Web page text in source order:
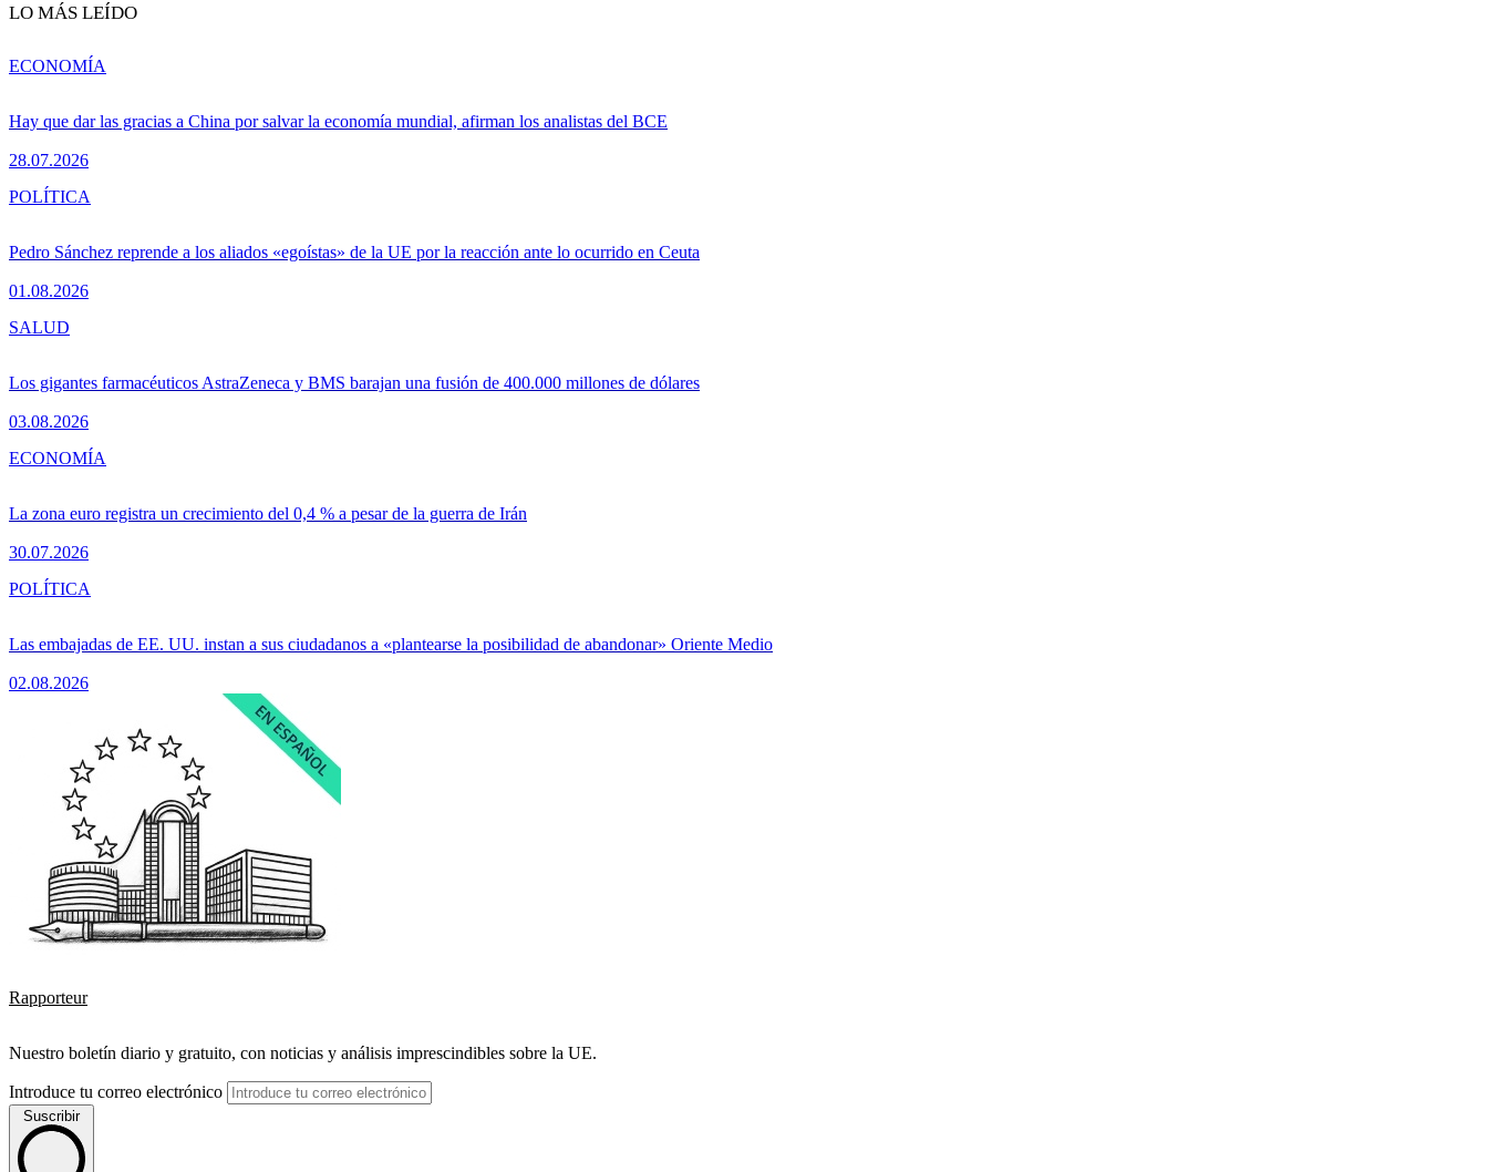
LO MÁS LEÍDO
Hay que dar las gracias a China por salvar la economía mundial, afirman los analistas del BCE
28.07.2026
ECONOMÍA
Pedro Sánchez reprende a los aliados «egoístas» de la UE por la reacción ante lo ocurrido en Ceuta
01.08.2026
POLÍTICA
Los gigantes farmacéuticos AstraZeneca y BMS barajan una fusión de 400.000 millones de dólares
03.08.2026
SALUD
La zona euro registra un crecimiento del 0,4 % a pesar de la guerra de Irán
30.07.2026
ECONOMÍA
Las embajadas de EE. UU. instan a sus ciudadanos a «plantearse la posibilidad de abandonar» Oriente Medio
02.08.2026
POLÍTICA
Rapporteur
Nuestro boletín diario y gratuito, con noticias y análisis imprescindibles sobre la UE.
Introduce tu correo electrónico
Suscribir